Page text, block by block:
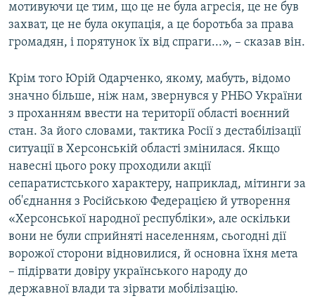
мотивуючи це тим, що це не була агресія, це не був
захват, це не була окупація, а це боротьба за права
громадян, і порятунок їх від спраги...», – сказав він.
Крім того Юрій Одарченко, якому, мабуть, відомо
значно більше, ніж нам, звернувся у РНБО України
з проханням ввести на території області воєнний
стан. За його словами, тактика Росії з дестабілізації
ситуації в Херсонській області змінилася. Якщо
навесні цього року проходили акції
сепаратистського характеру, наприклад, мітинги за
об'єднання з Російською Федерацією й утворення
«Херсонської народної республіки», але оскільки
вони не були сприйняті населенням, сьогодні дії
ворожої сторони відновилися, й основна їхня мета
– підірвати довіру українського народу до
державної влади та зірвати мобілізацію.